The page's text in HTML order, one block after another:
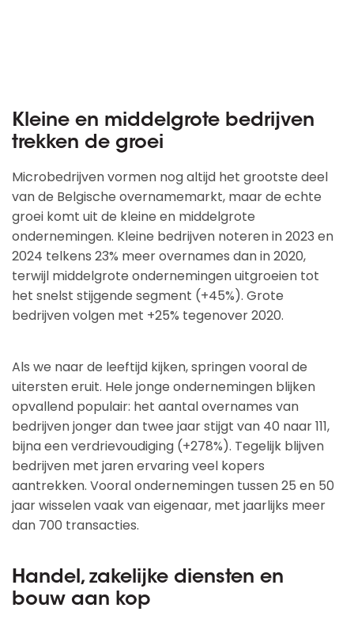
Kleine en middelgrote bedrijven
trekken de groei
Microbedrijven vormen nog altijd het grootste deel
van de Belgische overnamemarkt, maar de echte
groei komt uit de kleine en middelgrote
ondernemingen. Kleine bedrijven noteren in 2023 en
2024 telkens 23% meer overnames dan in 2020,
terwijl middelgrote ondernemingen uitgroeien tot
het snelst stijgende segment (+45%). Grote
bedrijven volgen met +25% tegenover 2020.
Als we naar de leeftijd kijken, springen vooral de
uitersten eruit. Hele jonge ondernemingen blijken
opvallend populair: het aantal overnames van
bedrijven jonger dan twee jaar stijgt van 40 naar 111,
bijna een verdrievoudiging (+278%). Tegelijk blijven
bedrijven met jaren ervaring veel kopers
aantrekken. Vooral ondernemingen tussen 25 en 50
jaar wisselen vaak van eigenaar, met jaarlijks meer
dan 700 transacties.
Handel, zakelijke diensten en
bouw aan kop